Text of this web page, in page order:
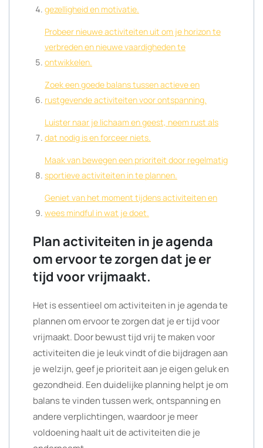
gezelligheid en motivatie.
Probeer nieuwe activiteiten uit om je horizon te
verbreden en nieuwe vaardigheden te
ontwikkelen.
Zoek een goede balans tussen actieve en
rustgevende activiteiten voor ontspanning.
Luister naar je lichaam en geest, neem rust als
dat nodig is en forceer niets.
Maak van bewegen een prioriteit door regelmatig
sportieve activiteiten in te plannen.
Geniet van het moment tijdens activiteiten en
wees mindful in wat je doet.
Plan activiteiten in je agenda
om ervoor te zorgen dat je er
tijd voor vrijmaakt.
Het is essentieel om activiteiten in je agenda te
plannen om ervoor te zorgen dat je er tijd voor
vrijmaakt. Door bewust tijd vrij te maken voor
activiteiten die je leuk vindt of die bijdragen aan
je welzijn, geef je prioriteit aan je eigen geluk en
gezondheid. Een duidelijke planning helpt je om
balans te vinden tussen werk, ontspanning en
andere verplichtingen, waardoor je meer
voldoening haalt uit de activiteiten die je